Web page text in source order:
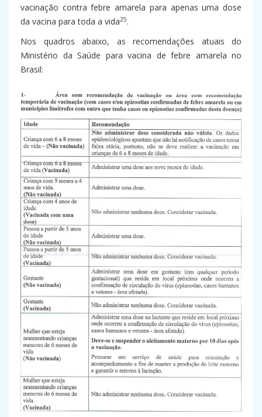
vacinação contra febre amarela para apenas uma dose
da vacina para toda a vida25.
Nos quadros abaixo, as recomendações atuais do
Ministério da Saúde para vacina de febre amarela no
Brasil: